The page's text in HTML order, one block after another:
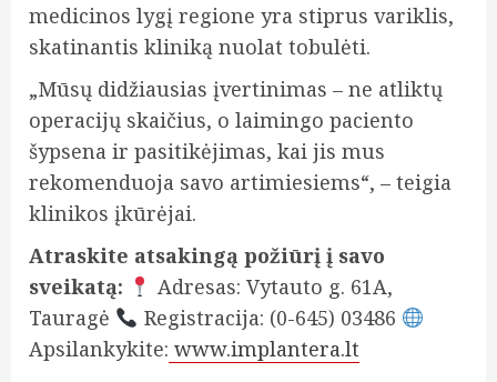
medicinos lygį regione yra stiprus variklis,
skatinantis kliniką nuolat tobulėti.
„Mūsų didžiausias įvertinimas – ne atliktų
operacijų skaičius, o laimingo paciento
šypsena ir pasitikėjimas, kai jis mus
rekomenduoja savo artimiesiems“, – teigia
klinikos įkūrėjai.
Atraskite atsakingą požiūrį į savo
sveikatą:
Adresas: Vytauto g. 61A,
Tauragė
Registracija: (0-645) 03486
Apsilankykite: www.implantera.lt